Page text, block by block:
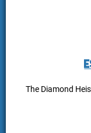
The Diamond